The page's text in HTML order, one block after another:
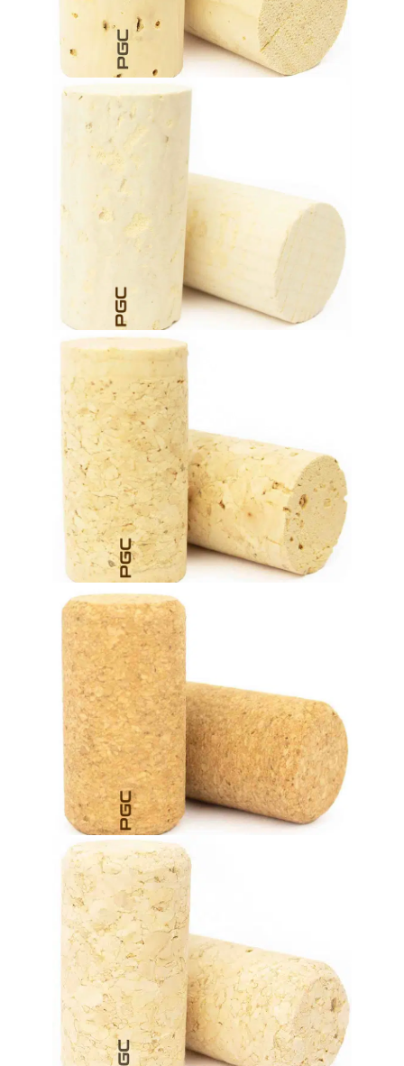
Tapones de corcho natural
Favorite choice for premium and quality wines. Gives a
Tapones de corcho colmatado
Ligero y flexible. Una excelente solución de sellado para
vinos de alta calidad con un envejecimiento en botella de
hasta 60 meses.
Tapones de corcho técnicos (1+1)
Los tapones de corcho técnicos son un tipo de tapón que
combina perfectamente con los vinos de crianza media
en botella (entre dos y cuatro años).
Tapones de corcho microaglomerado
Alto nivel de rendimiento a un precio muy competitivo.
Solución fiable para vinos con una vida útil de hasta 24
meses en botella.
Una excelente solución de sellado para vinos y otras
bebidas de consumo rápido (hasta 12 meses). Presenta
buenos niveles de rendimiento a un precio
excepcionalmente competitivo.